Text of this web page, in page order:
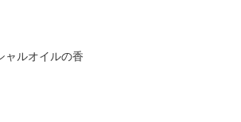
ャルオイルの香